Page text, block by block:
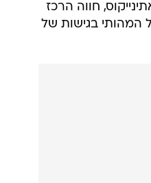
חווה הרכז
המהותי בגישות של